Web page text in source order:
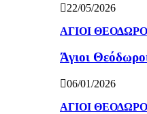
22/05/2026
ΑΓΙΟΙ
Άγιοι
06/01/2026
ΑΓΙΟΙ